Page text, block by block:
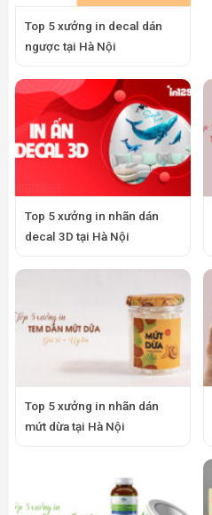
Top 5 xưởng in decal dán
ngược tại Hà Nội
Top 5 xưởng in nhãn dán
decal 3D tại Hà Nội
Top 5 xưởng in nhãn dán
mứt dừa tại Hà Nội